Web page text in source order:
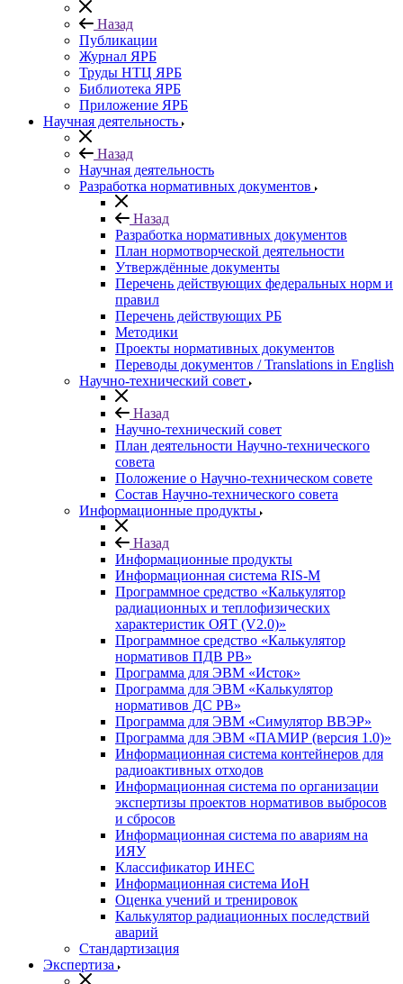
Назад
Публикации
Журнал ЯРБ
Труды НТЦ ЯРБ
Библиотека ЯРБ
Приложение ЯРБ
Научная деятельность
Назад
Научная деятельность
Разработка нормативных документов
Назад
Разработка нормативных документов
План нормотворческой деятельности
Утверждённые документы
Перечень действующих федеральных норм и
правил
Перечень действующих РБ
Методики
Проекты нормативных документов
Переводы документов / Translations in English
Научно-технический совет
Назад
Научно-технический совет
План деятельности Научно-технического
совета
Положение о Научно-техническом совете
Состав Научно-технического совета
Информационные продукты
Назад
Информационные продукты
Информационная система RIS-M
Программное средство «Калькулятор
радиационных и теплофизических
характеристик ОЯТ (V2.0)»
Программное средство «Калькулятор
нормативов ПДВ РВ»
Программа для ЭВМ «Исток»
Программа для ЭВМ «Калькулятор
нормативов ДС РВ»
Программа для ЭВМ «Симулятор ВВЭР»
Программа для ЭВМ «ПАМИР (версия 1.0)»
Информационная система контейнеров для
радиоактивных отходов
Информационная система по организации
экспертизы проектов нормативов выбросов
и сбросов
Информационная система по авариям на
ИЯУ
Классификатор ИНЕС
Информационная система ИоН
Оценка учений и тренировок
Калькулятор радиационных последствий
аварий
Стандартизация
Экспертиза